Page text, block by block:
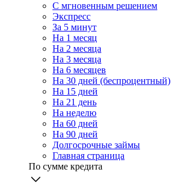
С мгновенным решением
Экспресс
За 5 минут
На 1 месяц
На 2 месяца
На 3 месяца
На 6 месяцев
На 30 дней (беспроцентный)
На 15 дней
На 21 день
На неделю
На 60 дней
На 90 дней
Долгосрочные займы
Главная страница
По сумме кредита